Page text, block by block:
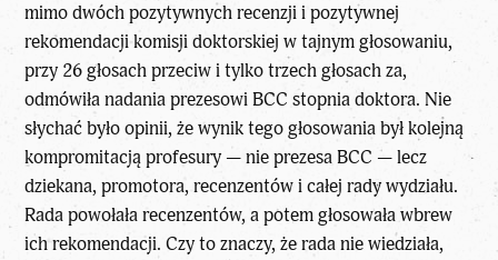
mimo dwóch pozytywnych recenzji i pozytywnej
rekomendacji komisji doktorskiej w tajnym głosowaniu,
przy 26 głosach przeciw i tylko trzech głosach za,
odmówiła nadania prezesowi BCC stopnia doktora. Nie
słychać było opinii, że wynik tego głosowania był kolejną
kompromitacją profesury — nie prezesa BCC — lecz
dziekana, promotora, recenzentów i całej rady wydziału.
Rada powołała recenzentów, a potem głosowała wbrew
ich rekomendacji. Czy to znaczy, że rada nie wiedziała,